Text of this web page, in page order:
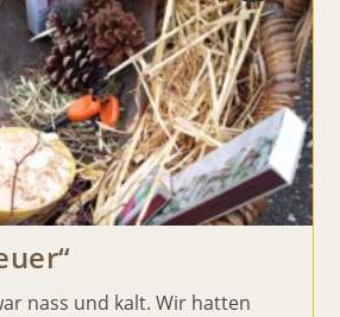
nass und kalt. Wir hatten